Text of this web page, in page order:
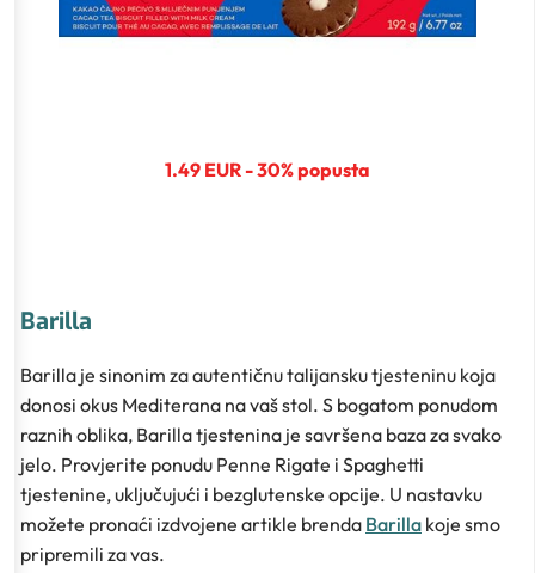
1.49 EUR - 30% popusta
Barilla
Barilla je sinonim za autentičnu talijansku tjesteninu koja
donosi okus Mediterana na vaš stol. S bogatom ponudom
raznih oblika, Barilla tjestenina je savršena baza za svako
jelo. Provjerite ponudu Penne Rigate i Spaghetti
tjestenine, uključujući i bezglutenske opcije. U nastavku
možete pronaći izdvojene artikle brenda Barilla koje smo
pripremili za vas.